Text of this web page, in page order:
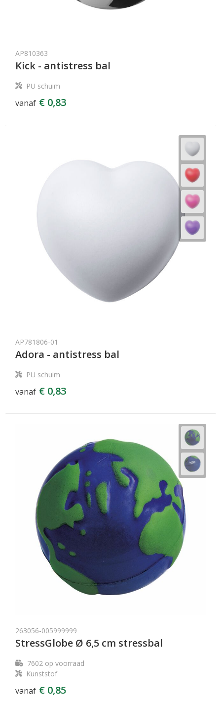
AP810363
Kick - antistress bal
PU schuim
vanaf € 0,83
AP781806-01
Adora - antistress bal
PU schuim
vanaf € 0,83
263056-005999999
StressGlobe Ø 6,5 cm stressbal
7602op voorraad
Kunststof
vanaf € 0,85